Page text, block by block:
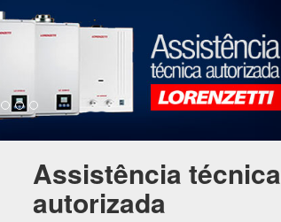
Assistência técnica
autorizada